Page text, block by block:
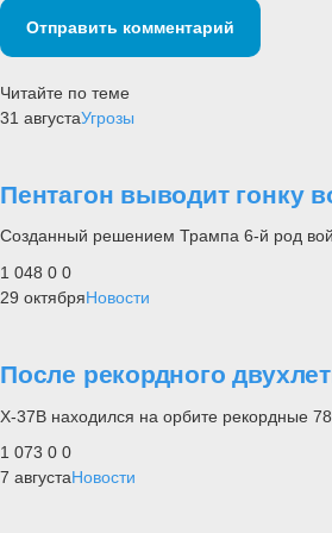
Отправить комментарий
Читайте по теме
31 августаУгрозы
Пентагон выводит гонку
Созданный решением Трампа 6-й род
1 048 0 0
29 октябряНовости
После рекордного
X-37B находился на орбите рекордные
1 073 0 0
7 августаНовости